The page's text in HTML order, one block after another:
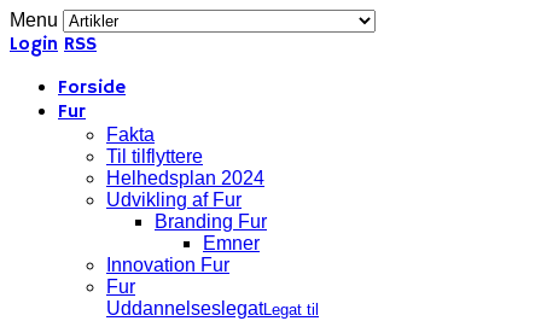
Menu
Login RSS
Forside
Fur
Fakta
Til tilflyttere
Helhedsplan 2024
Udvikling af Fur
Branding Fur
Emner
Innovation Fur
Fur
UddannelseslegatLegat til